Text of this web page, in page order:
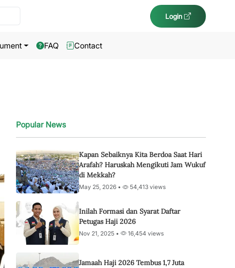
Login
FAQ Contact
Popular News
Kapan Sebaiknya Kita Berdoa Saat Hari
Arafah? Haruskah Mengikuti Jam Wukuf
di Mekkah?
May 25, 2026 • 54,413 views
Inilah Formasi dan Syarat Daftar
Petugas Haji 2026
Nov 21, 2025 • 16,454 views
Jamaah Haji 2026 Tembus 1,7 Juta